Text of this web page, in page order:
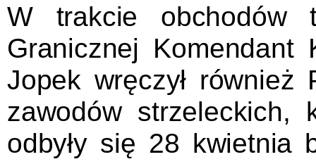
W trakcie obchodów
Granicznej
Jopek wręczył również
zawodów
odbyły się 28 kwietnia